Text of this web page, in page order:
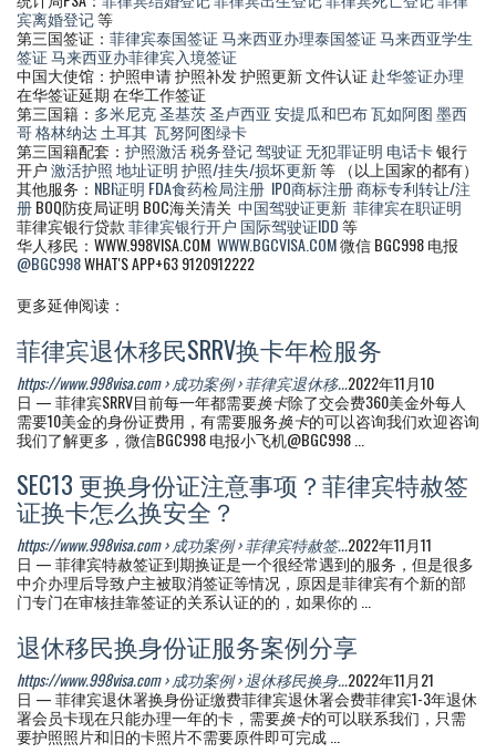
宾离婚登记等
第三国签证： 菲律宾泰国签证马来西亚办理泰国签证马来西亚学生
签证马来西亚办菲律宾入境签证
中国大使馆：护照申请 护照补发 护照更新 文件认证 赴华签证办理
在华签证延期 在华工作签证
第三国籍： 多米尼克圣基茨圣卢西亚安提瓜和巴布瓦如阿图墨西
哥格林纳达土耳其 瓦努阿图绿卡
第三国籍配套： 护照激活税务登记驾驶证无犯罪证明 电话卡银行
开户激活护照地址证明护照/挂失/损坏更新等 （以上国家的都有）
其他服务： NBI证明 FDA食药检局注册 IPO商标注册商标专利转让/注
册BOQ防疫局证明 BOC海关清关 中国驾驶证更新 菲律宾在职证明
菲律宾银行贷款菲律宾银行开户 国际驾驶证IDD等
华人移民：WWW.998VISA.COM WWW.BGCVISA.COM微信 BGC998 电报
@BGC998WHAT'S APP+63 9120912222
更多延伸阅读：
菲律宾退休移民SRRV换卡年检服务
https://www.998visa.com › 成功案例 › 菲律宾退休移...2022年11月10
日 — 菲律宾SRRV目前每一年都需要换卡除了交会费360美金外每人
需要10美金的身份证费用，有需要服务换卡的可以咨询我们欢迎咨询
我们了解更多，微信BGC998 电报小飞机@BGC998 ...
SEC13 更换身份证注意事项？菲律宾特赦签
证换卡怎么换安全？
https://www.998visa.com › 成功案例 › 菲律宾特赦签...2022年11月11
日 — 菲律宾特赦签证到期换证是一个很经常遇到的服务，但是很多
中介办理后导致户主被取消签证等情况，原因是菲律宾有个新的部
门专门在审核挂靠签证的关系认证的的，如果你的 ...
退休移民换身份证服务案例分享
https://www.998visa.com › 成功案例 › 退休移民换身...2022年11月21
日 — 菲律宾退休署换身份证缴费菲律宾退休署会费菲律宾1-3年退休
署会员卡现在只能办理一年的卡，需要换卡的可以联系我们，只需
要护照照片和旧的卡照片不需要原件即可完成 ...